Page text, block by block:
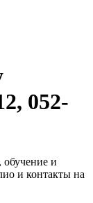
052-
и
и контакты на